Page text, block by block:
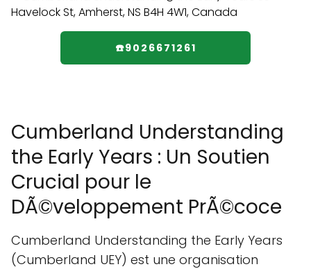
☎️9026671261
Cumberland Understanding
the Early Years : Un Soutien
Crucial pour le
DÃ©veloppement PrÃ©coce
Cumberland Understanding the Early Years
(Cumberland UEY) est une organisation